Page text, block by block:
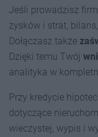
Jeśli prowadzisz
zysków i strat,
Dołączasz także
Dzięki temu Twój
analityka w
Przy kredycie
dotyczące
wieczystej, wypis i